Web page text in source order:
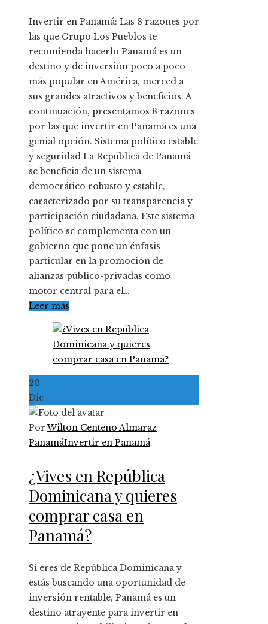
Invertir en Panamá: Las 8 razones por
las que Grupo Los Pueblos te
recomienda hacerlo Panamá es un
destino y de inversión poco a poco
más popular en América, merced a
sus grandes atractivos y beneficios. A
continuación, presentamos 8 razones
por las que invertir en Panamá es una
genial opción. Sistema político estable
y seguridad La República de Panamá
se beneficia de un sistema
democrático robusto y estable,
caracterizado por su transparencia y
participación ciudadana. Este sistema
político se complementa con un
gobierno que pone un énfasis
particular en la promoción de
alianzas público-privadas como
motor central para el…
Leer más
20
Dic
PorWilton Centeno Almaraz
PanamáInvertir en Panamá
¿Vives en República
Dominicana y quieres
comprar casa en
Panamá?
Si eres de República Dominicana y
estás buscando una oportunidad de
inversión rentable, Panamá es un
destino atrayente para invertir en